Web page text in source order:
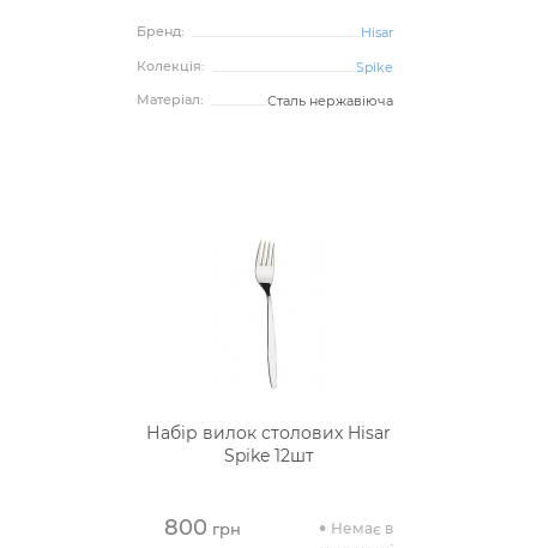
Бренд:
Hisar
Колекція:
Spike
Матеріал:
Сталь нержавіюча
Набір вилок столових Hisar
Spike 12шт
800 грн
Немає в